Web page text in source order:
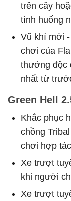
trên cây
tình huống
Vũ khí mới
chơi của
thưởng độc
nhất từ
Green Hell
Khắc phục
chồng
chơi hợp
Xe trượt
khi người
Xe trượt